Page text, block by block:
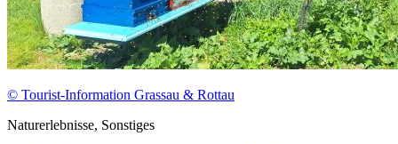
© Tourist-Information Grassau & Rottau
Naturerlebnisse, Sonstiges